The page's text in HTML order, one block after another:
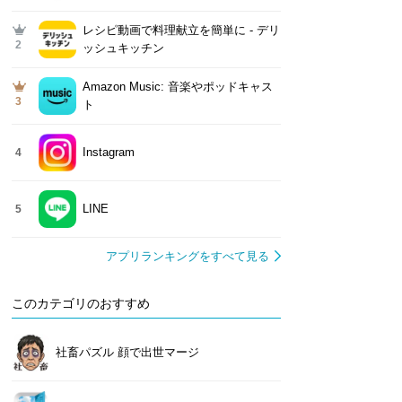
2
レシピ動画で料理献立を簡単‪に - デリ
ッシュキッチン
3
Amazon Music: 音楽やポッドキャス
ト
4 Instagram
5 LINE
アプリランキングをすべて見る
このカテゴリのおすすめ
社畜パズル 顔で出世マージ